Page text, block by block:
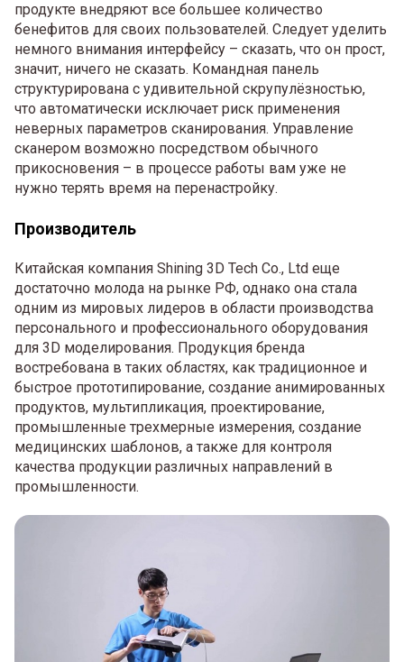
продукте внедряют все большее количество
бенефитов для своих пользователей. Следует уделить
немного внимания интерфейсу – сказать, что он прост,
значит, ничего не сказать. Командная панель
структурирована с удивительной скрупулёзностью,
что автоматически исключает риск применения
неверных параметров сканирования. Управление
сканером возможно посредством обычного
прикосновения – в процессе работы вам уже не
нужно терять время на перенастройку.
Производитель
Китайская компания Shining 3D Tech Co., Ltd еще
достаточно молода на рынке РФ, однако она стала
одним из мировых лидеров в области производства
персонального и профессионального оборудования
для 3D моделирования. Продукция бренда
востребована в таких областях, как традиционное и
быстрое прототипирование, создание анимированных
продуктов, мультипликация, проектирование,
промышленные трехмерные измерения, создание
медицинских шаблонов, а также для контроля
качества продукции различных направлений в
промышленности.